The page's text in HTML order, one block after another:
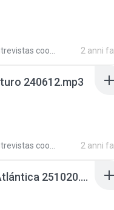
cooperativistas 2 anni fa
240612.mp3
cooperativistas 2 anni fa
Ramón Soto en Radio Atlántica 251020.mp3